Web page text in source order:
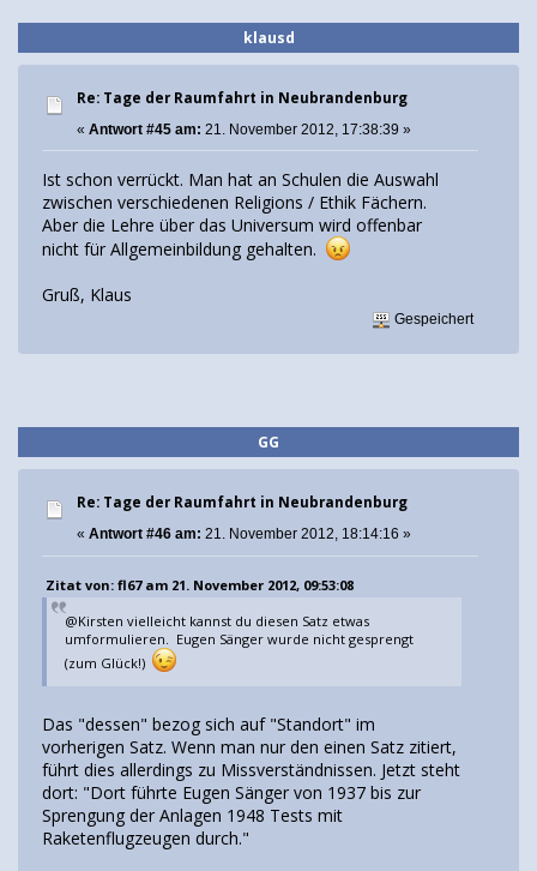
klausd
Re: Tage der Raumfahrt in Neubrandenburg
« Antwort #45 am: 21. November 2012, 17:38:39 »
Ist schon verrückt. Man hat an Schulen die Auswahl
zwischen verschiedenen Religions / Ethik Fächern.
Aber die Lehre über das Universum wird offenbar
nicht für Allgemeinbildung gehalten.
Gruß, Klaus
Gespeichert
GG
Re: Tage der Raumfahrt in Neubrandenburg
« Antwort #46 am: 21. November 2012, 18:14:16 »
Zitat von: fl67 am 21. November 2012, 09:53:08
@Kirsten vielleicht kannst du diesen Satz etwas
umformulieren. Eugen Sänger wurde nicht gesprengt
(zum Glück!)
Das "dessen" bezog sich auf "Standort" im
vorherigen Satz. Wenn man nur den einen Satz zitiert,
führt dies allerdings zu Missverständnissen. Jetzt steht
dort: "Dort führte Eugen Sänger von 1937 bis zur
Sprengung der Anlagen 1948 Tests mit
Raketenflugzeugen durch."